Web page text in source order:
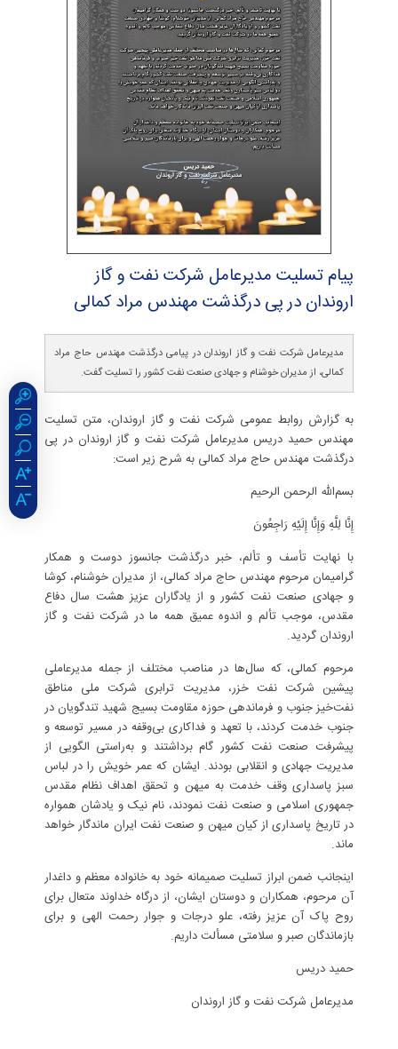
پیام تسلیت مدیرعامل شركت نفت و گاز
اروندان در پی درگذشت مهندس مراد كمالی
مدیرعامل شرکت نفت و گاز اروندان در پیامی درگذشت مهندس حاج مراد
کمالی، از مدیران خوشنام و جهادی صنعت نفت کشور را تسلیت گفت.
به گزارش روابط عمومی شرکت نفت و گاز اروندان، متن تسلیت
مهندس حمید دریس مدیرعامل شرکت نفت و گاز اروندان در پی
درگذشت مهندس حاج مراد کمالی به شرح زیر است:
بسم‌الله الرحمن الرحیم
إِنَّا لِلَّهِ وَإِنَّا إِلَيْهِ رَاجِعُونَ
با نهایت تأسف و تألم، خبر درگذشت جانسوز دوست و همکار
گرامیمان مرحوم مهندس حاج مراد کمالی، از مدیران خوشنام، کوشا
و جهادی صنعت نفت کشور و از یادگاران عزیز هشت سال دفاع
مقدس، موجب تألم و اندوه عمیق همه ما در شرکت نفت و گاز
اروندان گردید.
مرحوم کمالی، که سال‌ها در مناصب مختلف از جمله مدیرعاملی
پیشین شرکت نفت خزر، مدیریت ترابری شرکت ملی مناطق
نفت‌خیز جنوب و فرماندهی حوزه مقاومت بسیج شهید تندگویان در
جنوب خدمت کردند، با تعهد و فداکاری بی‌وقفه در مسیر توسعه و
پیشرفت صنعت نفت کشور گام برداشتند و به‌راستی الگویی از
مدیریت جهادی و انقلابی بودند. ایشان که عمر خویش را در لباس
سبز پاسداری وقف خدمت به میهن و تحقق اهداف نظام مقدس
جمهوری اسلامی و صنعت نفت نمودند، نام نیک و یادشان همواره
در تاریخ پاسداری از کیان میهن و صنعت نفت ایران ماندگار خواهد
ماند.
اینجانب ضمن ابراز تسلیت صمیمانه خود به خانواده معظم و داغدار
آن مرحوم، همکاران و دوستان ایشان، از درگاه خداوند متعال برای
روح پاک آن عزیز رفته، علو درجات و جوار رحمت الهی و برای
بازماندگان صبر و سلامتی مسألت داریم.
حمید دریس
مدیرعامل شرکت نفت و گاز اروندان